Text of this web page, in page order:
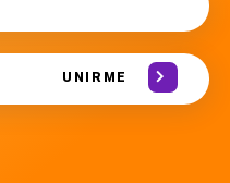
UNIRME